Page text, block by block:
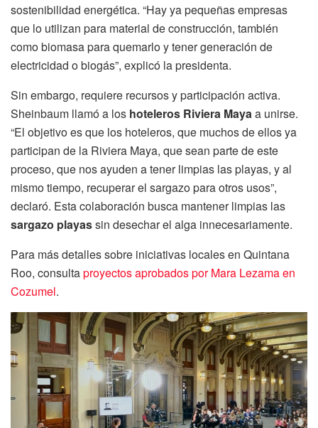
sostenibilidad energética. “Hay ya pequeñas empresas
que lo utilizan para material de construcción, también
como biomasa para quemarlo y tener generación de
electricidad o biogás”, explicó la presidenta.
Sin embargo, requiere recursos y participación activa.
Sheinbaum llamó a los hoteleros Riviera Mayaa unirse.
“El objetivo es que los hoteleros, que muchos de ellos ya
participan de la Riviera Maya, que sean parte de este
proceso, que nos ayuden a tener limpias las playas, y al
mismo tiempo, recuperar el sargazo para otros usos”,
declaró. Esta colaboración busca mantener limpias las
sargazo playassin desechar el alga innecesariamente.
Para más detalles sobre iniciativas locales en Quintana
Roo, consultaproyectos aprobados por Mara Lezama en
Cozumel.